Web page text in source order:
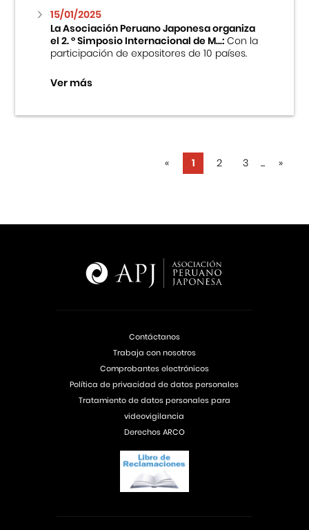
15/01/2025
La Asociación Peruano Japonesa organiza
el 2. ° Simposio Internacional de M...:Con la
participación de expositores de 10 países.
Ver más
« 1 2 3 ... »
Contáctanos
Trabaja con nosotros
Comprobantes electrónicos
Política de privacidad de datos personales
Tratamiento de datos personales para
videovigilancia
Derechos ARCO